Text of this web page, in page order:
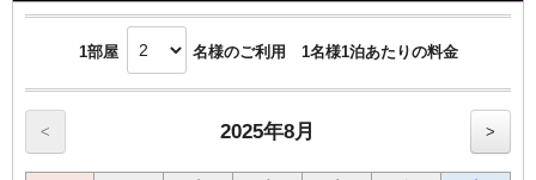
1部屋 名様のご利用 1名様1泊あたりの料金
< 2025年8月 >